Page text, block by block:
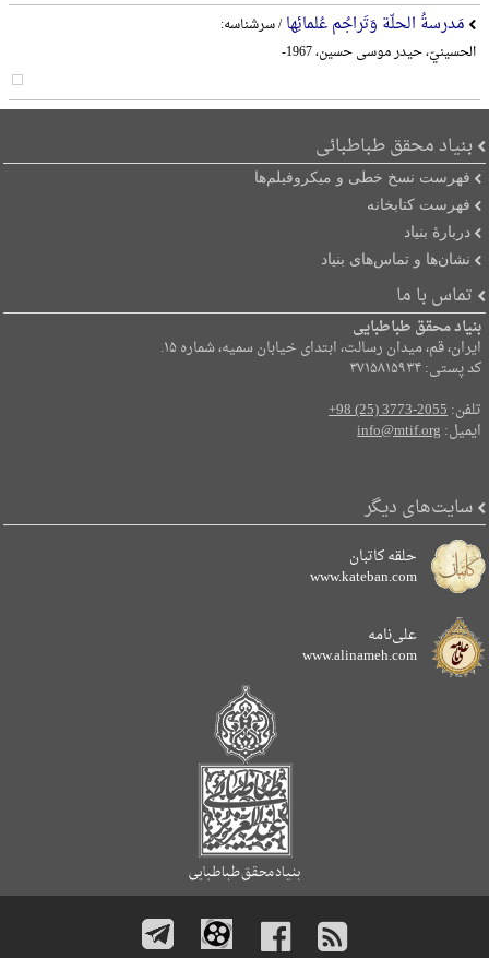
مَدرسةُ الحلّة وَتَراجُم عُلمائِها/ سرشناسه:
الحسینيّ، حیدر موسی حسین، 1967-
بنیاد محقق طباطبائی
فهرست نسخ خطی و میکروفیلم‌ها
فهرست کتابخانه
دربارۀ بنیاد
نشان‌ها و تماس‌های بنیاد
تماس با ما
بنیاد محقق طباطبایی
ایران، قم، میدان رسالت، ابتدای خیابان سمیه، شماره ۱۵.
کد پستی: ۳۷۱۵۸۱۵۹۳۴
تلفن:+98 (25) 3773-2055
ایمیل:info@mtif.org
سایت‌های دیگر
حلقه کاتبان
www.kateban.com
علی‌نامه
www.alinameh.com